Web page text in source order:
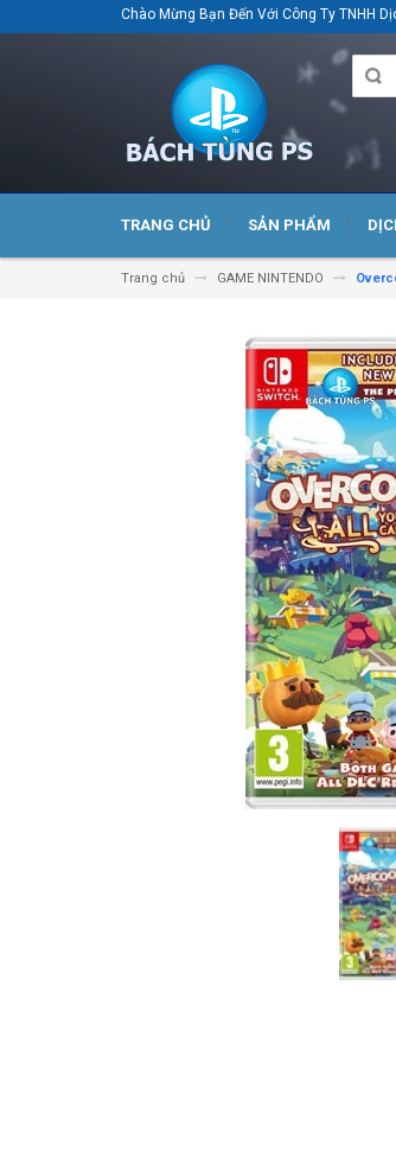
Chào Mừng Bạn Đến Với Công Ty TNHH
TRANG CHỦ SẢN PHẨM
Trang chủ GAME NINTENDO